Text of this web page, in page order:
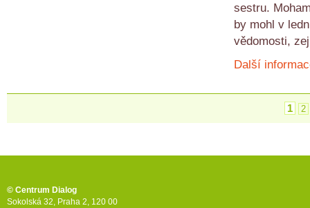
sestru.
by mohl v
vědomosti,
Další
1 2
© Centrum Dialog
Sokolská 32, Praha 2, 120 00